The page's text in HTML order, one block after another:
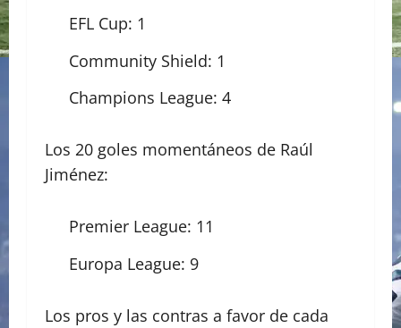
EFL Cup: 1
Community Shield: 1
Champions League: 4
Los 20 goles momentáneos de Raúl
Jiménez:
Premier League: 11
Europa League: 9
Los pros y las contras a favor de cada